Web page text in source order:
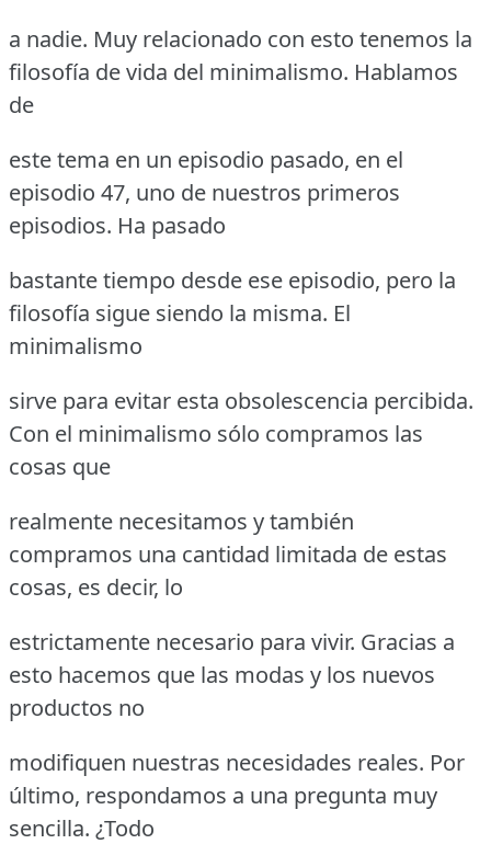
a nadie. Muy relacionado con esto tenemos la
filosofía de vida del minimalismo. Hablamos
de
este tema en un episodio pasado, en el
episodio 47, uno de nuestros primeros
episodios. Ha pasado
bastante tiempo desde ese episodio, pero la
filosofía sigue siendo la misma. El
minimalismo
sirve para evitar esta obsolescencia percibida.
Con el minimalismo sólo compramos las
cosas que
realmente necesitamos y también
compramos una cantidad limitada de estas
cosas, es decir, lo
estrictamente necesario para vivir. Gracias a
esto hacemos que las modas y los nuevos
productos no
modifiquen nuestras necesidades reales. Por
último, respondamos a una pregunta muy
sencilla. ¿Todo